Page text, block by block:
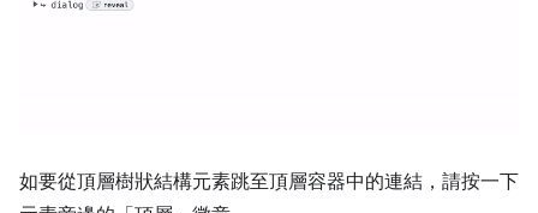
如要從頂層樹狀結構元素跳至頂層容器中的連結，請按一下